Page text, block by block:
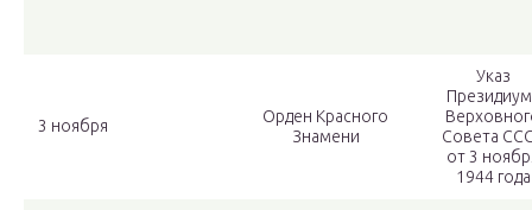
3 ноября
Орден Красного
Знамени
Указ
Совета
от 3
1944 года